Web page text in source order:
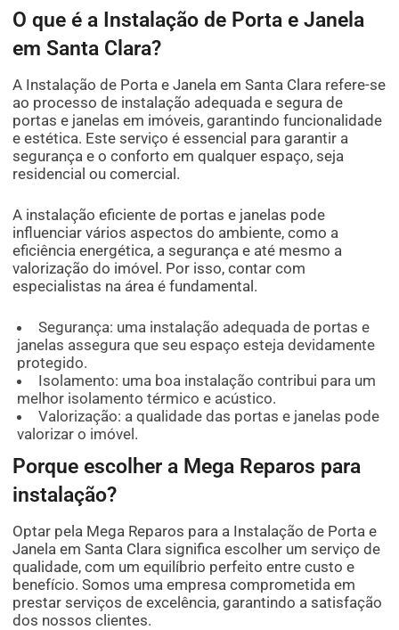
O que é a Instalação de Porta e Janela
em Santa Clara?
A Instalação de Porta e Janela em Santa Clara refere-se
ao processo de instalação adequada e segura de
portas e janelas em imóveis, garantindo funcionalidade
e estética. Este serviço é essencial para garantir a
segurança e o conforto em qualquer espaço, seja
residencial ou comercial.
A instalação eficiente de portas e janelas pode
influenciar vários aspectos do ambiente, como a
eficiência energética, a segurança e até mesmo a
valorização do imóvel. Por isso, contar com
especialistas na área é fundamental.
Segurança: uma instalação adequada de portas e
janelas assegura que seu espaço esteja devidamente
protegido.
Isolamento: uma boa instalação contribui para um
melhor isolamento térmico e acústico.
Valorização: a qualidade das portas e janelas pode
valorizar o imóvel.
Porque escolher a Mega Reparos para
instalação?
Optar pela Mega Reparos para a Instalação de Porta e
Janela em Santa Clara significa escolher um serviço de
qualidade, com um equilíbrio perfeito entre custo e
benefício. Somos uma empresa comprometida em
prestar serviços de excelência, garantindo a satisfação
dos nossos clientes.